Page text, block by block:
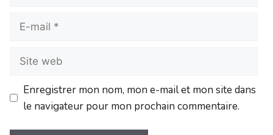
Enregistrer mon nom, mon e-mail et mon site dans
le navigateur pour mon prochain commentaire.